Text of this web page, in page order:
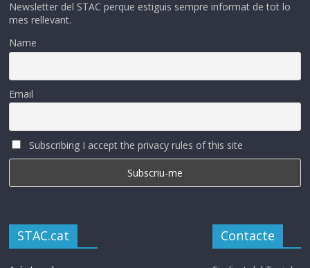
Newsletter del STAC perque estiguis sempre informat de tot lo
mes rellevant.
Name
Email
Subscribing I accept the privacy rules of this site
STAC.cat Contacte